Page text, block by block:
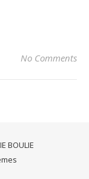
No Comments
BOULIE